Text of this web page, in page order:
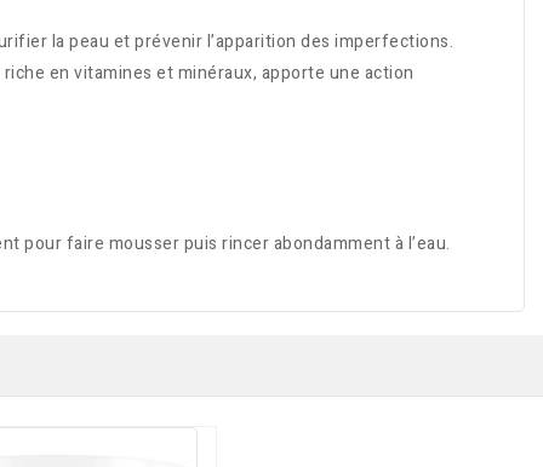
la peau et prévenir l’apparition des imperfections.
riche en vitamines et minéraux, apporte une action
pour faire mousser puis rincer abondamment à l’eau.